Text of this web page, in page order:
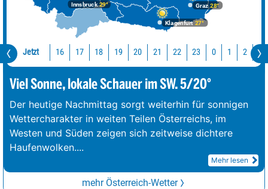
Graz28°
Innsbruck29°
Klagenfurt 27°
Jetzt 16 17 18 19 20 21 22 23 0 1 2 3
Viel Sonne, lokale Schauer im SW. 5/20°
Der heutige Nachmittag sorgt weiterhin für sonnigen
Wettercharakter in weiten Teilen Österreichs, im
Westen und Süden zeigen sich zeitweise dichtere
Haufenwolken....
Mehr lesen
mehr Österreich-Wetter